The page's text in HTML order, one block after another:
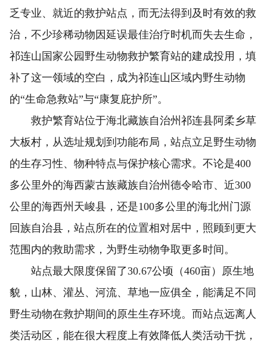
乏专业、就近的救护站点，而无法得到及时有效的救
治，不少珍稀动物因延误最佳治疗时机而失去生命，
祁连山国家公园野生动物救护繁育站的建成投用，填
补了这一领域的空白，成为祁连山区域内野生动物
的“生命急救站”与“康复庇护所”。
救护繁育站位于海北藏族自治州祁连县阿柔乡草
大板村，从选址规划到功能布局，站点立足野生动物
的生存习性、物种特点与保护核心需求。不论是400
多公里外的海西蒙古族藏族自治州德令哈市、近300
公里的海西州天峻县，还是100多公里的海北州门源
回族自治县，站点所在的位置相对居中，照顾到更大
范围内的救助需求，为野生动物争取更多时间。
站点最大限度保留了30.67公顷（460亩）原生地
貌，山林、灌丛、河流、草地一应俱全，能满足不同
野生动物在救护期间的原生生存环境。而站点远离人
类活动区，能在很大程度上有效降低人类活动干扰，